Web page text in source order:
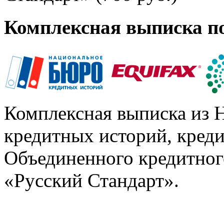
Комплексная выписка
Комплексная выписка из
кредитных историй,
Объединенного
«Русский Стандарт».